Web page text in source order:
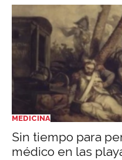
MEDICINA
Sin tiempo para
médico en las